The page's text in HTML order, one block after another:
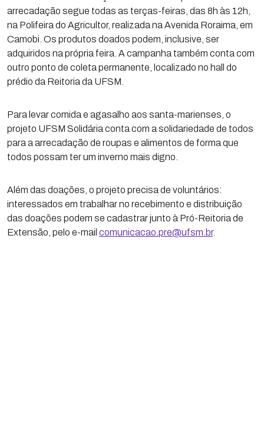
arrecadação segue todas as terças-feiras, das 8h às 12h,
na Polifeira do Agricultor, realizada na Avenida Roraima, em
Camobi. Os produtos doados podem, inclusive, ser
adquiridos na própria feira. A campanha também conta com
outro ponto de coleta permanente, localizado no hall do
prédio da Reitoria da UFSM.
Para levar comida e agasalho aos santa-marienses, o
projeto UFSM Solidária conta com a solidariedade de todos
para a arrecadação de roupas e alimentos de forma que
todos possam ter um inverno mais digno.
Além das doações, o projeto precisa de voluntários:
interessados em trabalhar no recebimento e distribuição
das doações podem se cadastrar junto à Pró-Reitoria de
Extensão, pelo e-mail comunicacao.pre@ufsm.br.